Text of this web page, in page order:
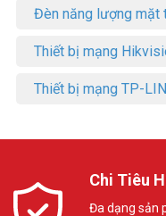
Đèn năng lượng mặt
Thiết bị mạng
Thiết bị mạng TP-
Chi Tiêu
Đa dạng sản